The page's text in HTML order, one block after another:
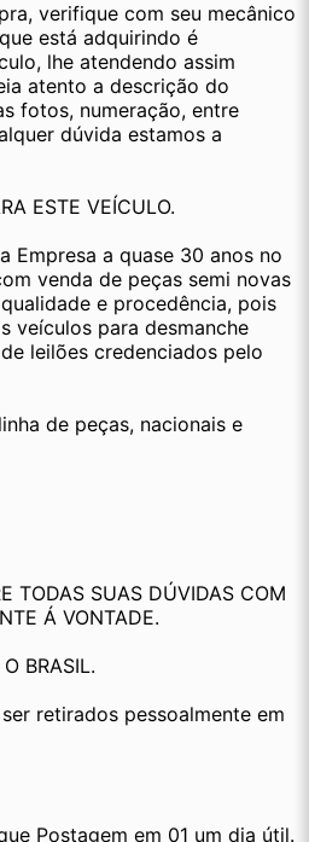
verifique com seu mecânico
está adquirindo é
lhe atendendo assim
atento a descrição do
fotos, numeração, entre
dúvida estamos a
ESTE VEÍCULO.
Empresa a quase 30 anos no
venda de peças semi novas
e procedência, pois
veículos para desmanche
leilões credenciados pelo
de peças, nacionais e
TODAS SUAS DÚVIDAS COM
Á VONTADE.
BRASIL.
retirados pessoalmente em
Postagem em 01 um dia útil.